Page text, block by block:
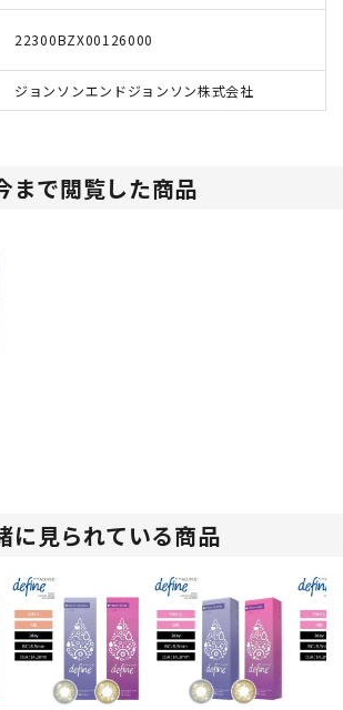
22300BZX00126000
ジョンソンエンドジョンソン株式会社
まで閲覧した商品
に見られている商品